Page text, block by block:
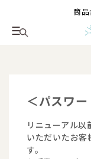
商
＜パスワ
リニューアル
いただいたお客
す。